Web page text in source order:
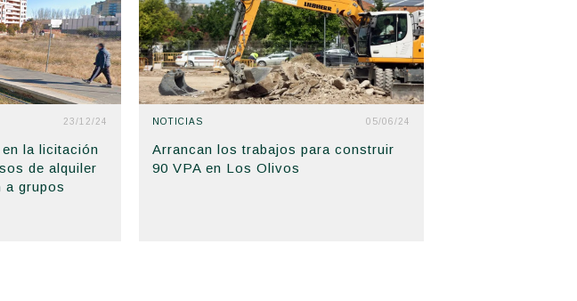
23/12/24
la licitación
de alquiler
a grupos
NOTICIAS 05/06/24
Arrancan los trabajos para construir
90 VPA en Los Olivos